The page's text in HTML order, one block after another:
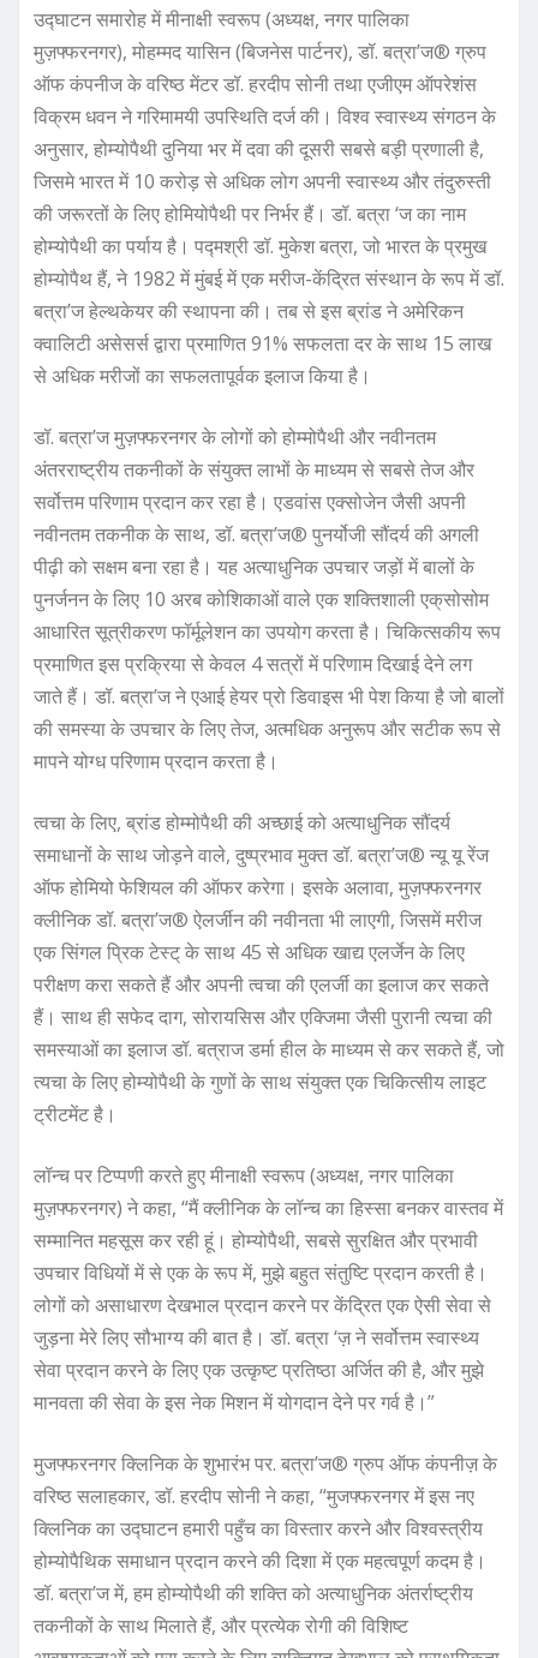
उद्घाटन समारोह में मीनाक्षी स्वरूप (अध्यक्ष, नगर पालिका
मुज़फ्फरनगर), मोहम्मद यासिन (बिजनेस पार्टनर), डॉ. बत्रा’ज® ग्रुप
ऑफ कंपनीज के वरिष्ठ मेंटर डॉ. हरदीप सोनी तथा एजीएम ऑपरेशंस
विक्रम धवन ने गरिमामयी उपस्थिति दर्ज की। विश्व स्वास्थ्य संगठन के
अनुसार, होम्योपैथी दुनिया भर में दवा की दूसरी सबसे बड़ी प्रणाली है,
जिसमे भारत में 10 करोड़ से अधिक लोग अपनी स्वास्थ्य और तंदुरुस्ती
की जरूरतों के लिए होमियोपैथी पर निर्भर हैं। डॉ. बत्रा ‘ज का नाम
होम्योपैथी का पर्याय है। पद्मश्री डॉ. मुकेश बत्रा, जो भारत के प्रमुख
होम्योपैथ हैं, ने 1982 में मुंबई में एक मरीज-केंद्रित संस्थान के रूप में डॉ.
बत्रा’ज हेल्थकेयर की स्थापना की। तब से इस ब्रांड ने अमेरिकन
क्वालिटी असेसर्स द्वारा प्रमाणित 91% सफलता दर के साथ 15 लाख
से अधिक मरीजों का सफलतापूर्वक इलाज किया है।
डॉ. बत्रा’ज मुज़फ्फरनगर के लोगों को होम्मोपैथी और नवीनतम
अंतरराष्ट्रीय तकनीकों के संयुक्त लाभों के माध्यम से सबसे तेज और
सर्वोत्तम परिणाम प्रदान कर रहा है। एडवांस एक्सोजेन जैसी अपनी
नवीनतम तकनीक के साथ, डॉ. बत्रा’ज® पुनर्योजी सौंदर्य की अगली
पीढ़ी को सक्षम बना रहा है। यह अत्याधुनिक उपचार जड़ों में बालों के
पुनर्जनन के लिए 10 अरब कोशिकाओं वाले एक शक्तिशाली एक्‌सोसोम
आधारित सूत्रीकरण फॉर्मूलेशन का उपयोग करता है। चिकित्सकीय रूप
प्रमाणित इस प्रक्रिया से केवल 4 सत्रों में परिणाम दिखाई देने लग
जाते हैं। डॉ. बत्रा’ज ने एआई हेयर प्रो डिवाइस भी पेश किया है जो बालों
की समस्या के उपचार के लिए तेज, अत्मधिक अनुरूप और सटीक रूप से
मापने योग्ध परिणाम प्रदान करता है।
त्वचा के लिए, ब्रांड होम्मोपैथी की अच्छाई को अत्याधुनिक सौंदर्य
समाधानों के साथ जोड़ने वाले, दुष्प्रभाव मुक्त डॉ. बत्रा’ज® न्यू यू रेंज
ऑफ होमियो फेशियल की ऑफर करेगा। इसके अलावा, मुज़फ्फरनगर
क्लीनिक डॉ. बत्रा’ज® ऐलर्जीन की नवीनता भी लाएगी, जिसमें मरीज
एक सिंगल प्रिक टेस्ट् के साथ 45 से अधिक खाद्य एलर्जेन के लिए
परीक्षण करा सकते हैं और अपनी त्वचा की एलर्जी का इलाज कर सकते
हैं। साथ ही सफेद दाग, सोरायसिस और एक्जिमा जैसी पुरानी त्यचा की
समस्याओं का इलाज डॉ. बत्राज डर्मा हील के माध्यम से कर सकते हैं, जो
त्यचा के लिए होम्योपैथी के गुणों के साथ संयुक्त एक चिकित्सीय लाइट
ट्रीटमेंट है।
लॉन्च पर टिप्पणी करते हुए मीनाक्षी स्वरूप (अध्यक्ष, नगर पालिका
मुज़फ्फरनगर) ने कहा, “मैं क्लीनिक के लॉन्च का हिस्सा बनकर वास्तव में
सम्मानित महसूस कर रही हूं। होम्योपैथी, सबसे सुरक्षित और प्रभावी
उपचार विधियों में से एक के रूप में, मुझे बहुत संतुष्टि प्रदान करती है।
लोगों को असाधारण देखभाल प्रदान करने पर केंद्रित एक ऐसी सेवा से
जुड़ना मेरे लिए सौभाग्य की बात है। डॉ. बत्रा ‘ज़ ने सर्वोत्तम स्वास्थ्य
सेवा प्रदान करने के लिए एक उत्कृष्ट प्रतिष्ठा अर्जित की है, और मुझे
मानवता की सेवा के इस नेक मिशन में योगदान देने पर गर्व है।”
मुजफ्फरनगर क्लिनिक के शुभारंभ पर. बत्रा’ज® ग्रुप ऑफ कंपनीज़ के
वरिष्ठ सलाहकार, डॉ. हरदीप सोनी ने कहा, “मुजफ्फरनगर में इस नए
क्लिनिक का उद्घाटन हमारी पहुँच का विस्तार करने और विश्वस्त्रीय
होम्योपैथिक समाधान प्रदान करने की दिशा में एक महत्वपूर्ण कदम है।
डॉ. बत्रा’ज में, हम होम्योपैथी की शक्ति को अत्याधुनिक अंतर्राष्ट्रीय
तकनीकों के साथ मिलाते हैं, और प्रत्येक रोगी की विशिष्ट